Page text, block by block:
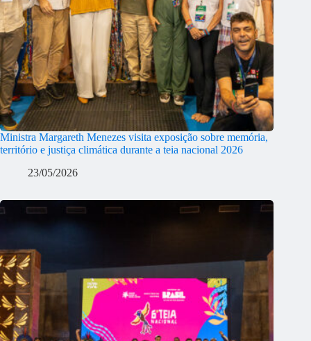
Ministra Margareth Menezes visita exposição sobre memória,
território e justiça climática durante a teia nacional 2026
23/05/2026